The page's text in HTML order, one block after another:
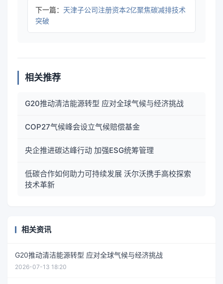
下一篇： 天津子公司注册资本2亿聚焦碳减排技术
突破
相关推荐
G20推动清洁能源转型 应对全球气候与经济挑战
COP27气候峰会设立气候赔偿基金
央企推进碳达峰行动 加强ESG统筹管理
低碳合作如何助力可持续发展 沃尔沃携手高校探索
技术革新
相关资讯
G20推动清洁能源转型 应对全球气候与经济挑战
2026-07-13 18:20